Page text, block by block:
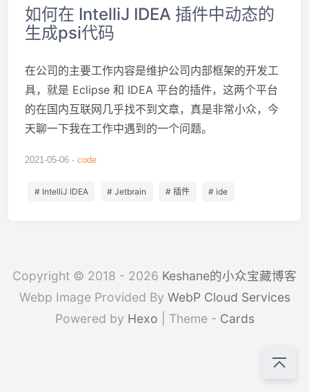
如何在 IntelliJ IDEA 插件中动态的
生成psi代码
在公司的主要工作内容是维护公司内部框架的开发工
具，就是 Eclipse 和 IDEA 平台的插件，这两个平台
的在国内互联网几乎找不到文章，真是非常小众，今
天聊一下我在工作中遇到的一个问题。
2021-05-06 code
# IntelliJ IDEA # Jetbrain # 插件 # ide
Copyright © 2018 - 2026 Keshane的小众宝藏博客
Webp Image Provided By WebP Cloud Services
Powered by Hexo | Theme - Cards